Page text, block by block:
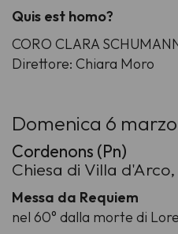
Quis est homo?
CORO CLARA
Direttore: Chiara Moro
Domenica 6
Cordenons (Pn)
Chiesa di Villa d'Arco,
Messa da Requiem
nel 60° dalla morte di